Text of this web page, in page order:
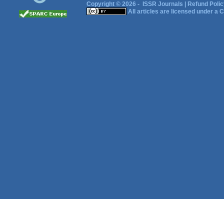
Copyright © 2026 - ISSR Journals
Refund
All articles are licensed under a